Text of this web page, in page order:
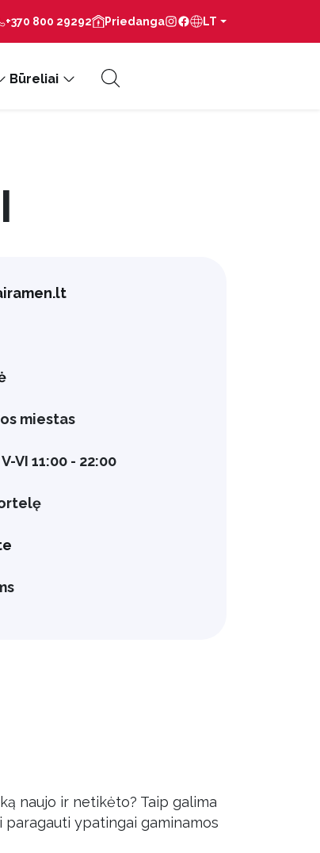
+370 800 29292 Priedanga LT
Būreliai
miestas
VI 11:00 - 22:00
naujo ir netikėto? Taip galima
ypatingai gaminamos